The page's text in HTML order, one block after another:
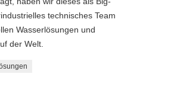
technisches Team
Wasserlösungen und
der Welt.